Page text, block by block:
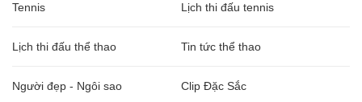
Tennis Lịch thi đấu tennis
Lịch thi đấu thể thao Tin tức thể thao
Người đẹp - Ngôi sao Clip Đặc Sắc